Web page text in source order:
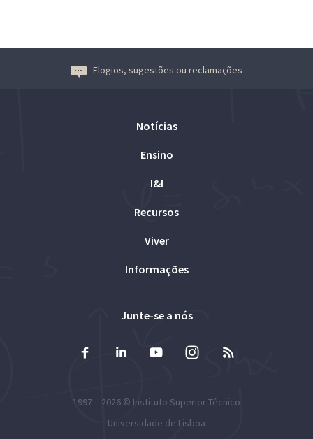
Elogios, sugestões ou reclamações
Notícias
Ensino
I&I
Recursos
Viver
Informações
Junte-se a nós
1997 – 2026 © Instituto Superior Técnico
Universidade de Lisboa